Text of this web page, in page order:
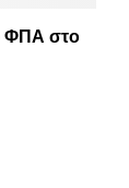
ΦΠΑ στο